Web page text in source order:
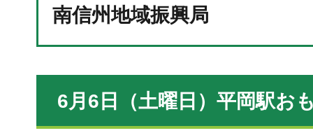
南信州地域振興局
6月6日（土曜日）平岡駅お